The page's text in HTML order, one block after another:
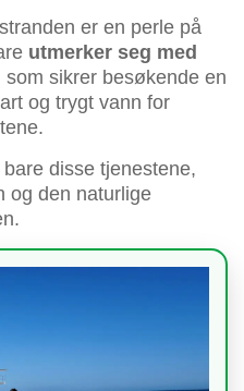
er en perle på
utmerker seg med
som sikrer besøkende en
og trygt vann for
disse tjenestene,
og den naturlige